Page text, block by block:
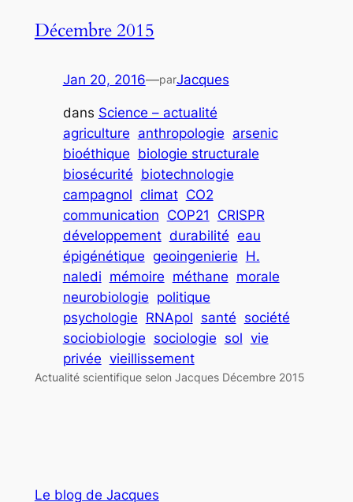
Décembre 2015
Jan 20, 2016—parJacques
dans Science – actualité
agriculture anthropologie arsenic
bioéthique biologie structurale
biosécurité biotechnologie
campagnol climat CO2
communication COP21
CRISPR
développement durabilité eau
épigénétique geoingenierie H.
naledi mémoire méthane morale
neurobiologie politique
psychologie RNApol santé société
sociobiologie sociologie sol vie
privée vieillissement
Actualité scientifique selon Jacques Décembre 2015
Le blog de Jacques